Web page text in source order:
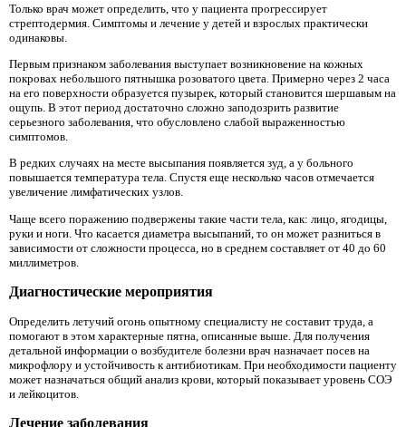
Только врач может определить, что у пациента прогрессирует
стрептодермия. Симптомы и лечение у детей и взрослых практически
одинаковы.
Первым признаком заболевания выступает возникновение на кожных
покровах небольшого пятнышка розоватого цвета. Примерно через 2 часа
на его поверхности образуется пузырек, который становится шершавым на
ощупь. В этот период достаточно сложно заподозрить развитие
серьезного заболевания, что обусловлено слабой выраженностью
симптомов.
В редких случаях на месте высыпания появляется зуд, а у больного
повышается температура тела. Спустя еще несколько часов отмечается
увеличение лимфатических узлов.
Чаще всего поражению подвержены такие части тела, как: лицо, ягодицы,
руки и ноги. Что касается диаметра высыпаний, то он может разниться в
зависимости от сложности процесса, но в среднем составляет от 40 до 60
миллиметров.
Диагностические мероприятия
Определить летучий огонь опытному специалисту не составит труда, а
помогают в этом характерные пятна, описанные выше. Для получения
детальной информации о возбудителе болезни врач назначает посев на
микрофлору и устойчивость к антибиотикам. При необходимости пациенту
может назначаться общий анализ крови, который показывает уровень СОЭ
и лейкоцитов.
Лечение заболевания